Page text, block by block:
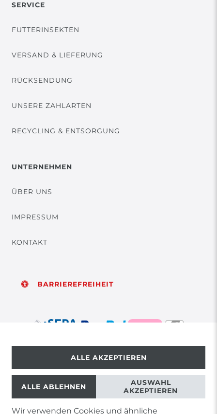
SERVICE
FUTTERINSEKTEN
VERSAND & LIEFERUNG
RÜCKSENDUNG
UNSERE ZAHLARTEN
RECYCLING & ENTSORGUNG
UNTERNEHMEN
ÜBER UNS
IMPRESSUM
KONTAKT
BARRIEREFREIHEIT
© Copyright 2026 | Alle Rechte vorbehalten.
Wir verwenden Cookies und ähnliche
ALLE AKZEPTIEREN
ALLE ABLEHNEN
AUSWAHL
AKZEPTIEREN